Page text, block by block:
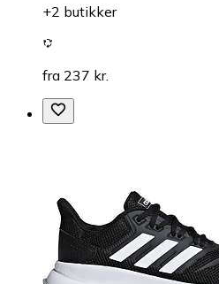
+2 butikker
fra 237 kr.